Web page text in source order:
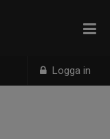
Logga in